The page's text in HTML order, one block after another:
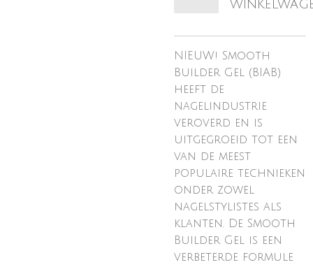
NIEUW! Smooth
Builder Gel (BIAB)
heeft de
nagelindustrie
veroverd en is
uitgegroeid tot een
van de meest
populaire technieken
onder zowel
nagelstylistes als
klanten. De Smooth
Builder Gel is een
verbeterde formule